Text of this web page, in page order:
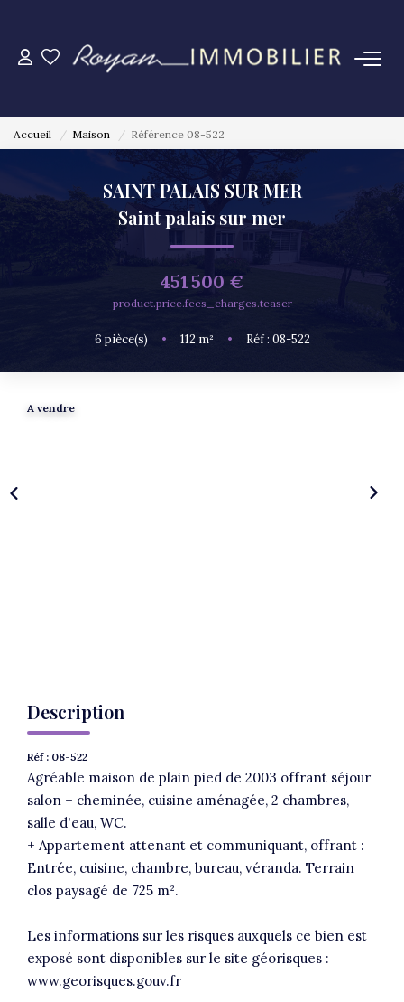
LOCATIONS
VUE MER
ESTIMATION
NOTRE AGENCE
Accueil Maison Référence 08-522
SAINT PALAIS SUR MER
Saint palais sur mer
451 500 €
product.price.fees_charges.teaser
6 pièce(s) • 112 m² • Réf : 08-522
A vendre
Description
Réf : 08-522
Agréable maison de plain pied de 2003 offrant séjour
salon + cheminée, cuisine aménagée, 2 chambres,
salle d'eau, WC.
+ Appartement attenant et communiquant, offrant :
Entrée, cuisine, chambre, bureau, véranda. Terrain
clos paysagé de 725 m².
Les informations sur les risques auxquels ce bien est
exposé sont disponibles sur le site géorisques :
www.georisques.gouv.fr